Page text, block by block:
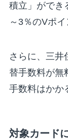
積立」ができ
～3％のVポイ
さらに、三井
替手数料が無
手数料はかか
対象カード